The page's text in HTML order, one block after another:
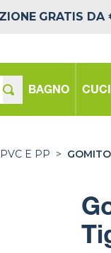
GRATIS DA
BAGNO
E PP >